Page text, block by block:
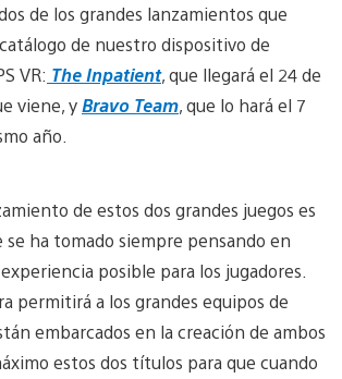
de los grandes lanzamientos que
de nuestro dispositivo de
VR: The Inpatient, que llegará el 24 de
viene, yBravo Team, que lo hará el 7
año.
de estos dos grandes juegos es
se ha tomado siempre pensando en
posible para los jugadores.
permitirá a los grandes equipos de
embarcados en la creación de ambos
estos dos títulos para que cuando